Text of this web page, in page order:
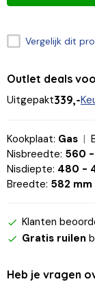
Vergelijk dit
Outlet deals
Uitgepakt339,-
Kookplaat: Gas
Nisbreedte: 560
Nisdiepte: 480 -
Breedte: 582 mm
Klanten
Gratis ruilen
Heb je vragen